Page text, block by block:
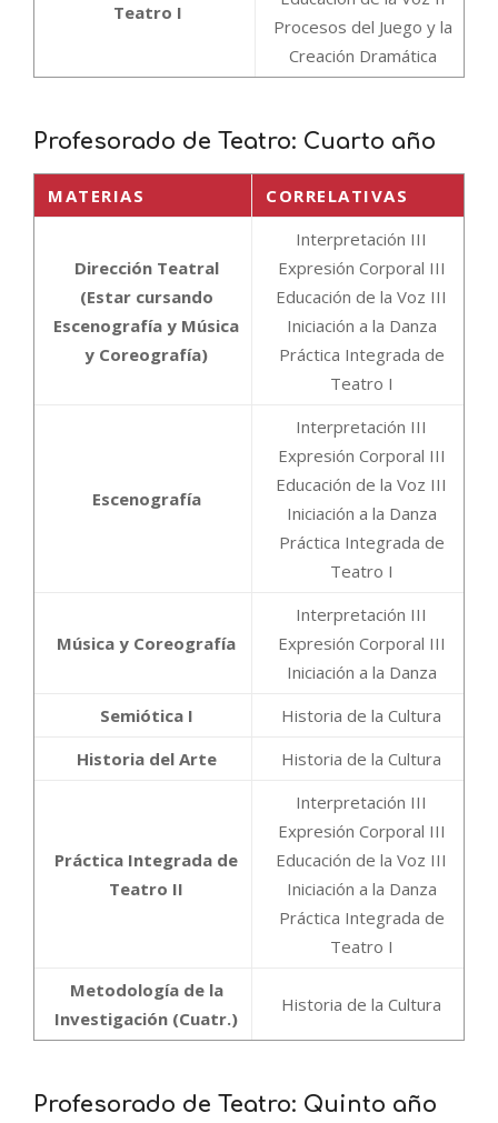
Teatro I
Procesos del Juego y la
Creación Dramática
Profesorado de Teatro: Cuarto año
MATERIAS CORRELATIVAS
Dirección Teatral
(Estar cursando
Escenografía y Música
y Coreografía)
Interpretación III
Expresión Corporal III
Educación de la Voz III
Iniciación a la Danza
Práctica Integrada de
Teatro I
Escenografía
Interpretación III
Expresión Corporal III
Educación de la Voz III
Iniciación a la Danza
Práctica Integrada de
Teatro I
Música y Coreografía
Interpretación III
Expresión Corporal III
Iniciación a la Danza
Semiótica I
Historia de la Cultura
Historia del Arte
Historia de la Cultura
Práctica Integrada de
Teatro II
Interpretación III
Expresión Corporal III
Educación de la Voz III
Iniciación a la Danza
Práctica Integrada de
Teatro I
Metodología de la
Investigación (Cuatr.)
Historia de la Cultura
Profesorado de Teatro: Quinto año